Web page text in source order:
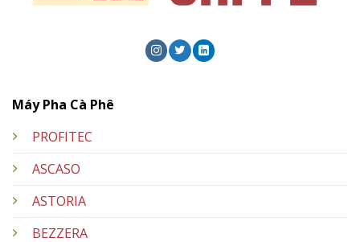
Máy Pha Cà Phê
PROFITEC
ASCASO
ASTORIA
BEZZERA